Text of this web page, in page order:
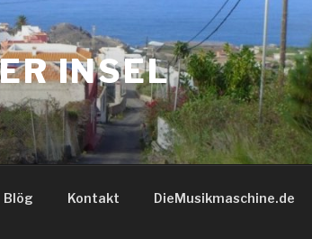
INSEL
Blög Kontakt DieMusikmaschine.de